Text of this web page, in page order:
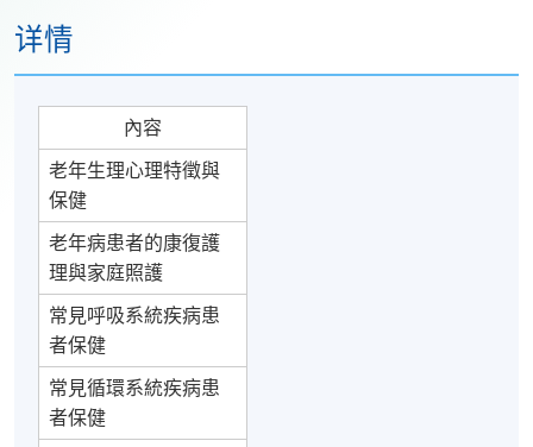
详情
內容
老年生理心理特徵與
保健
老年病患者的康復護
理與家庭照護
常見呼吸系統疾病患
者保健
常見循環系統疾病患
者保健